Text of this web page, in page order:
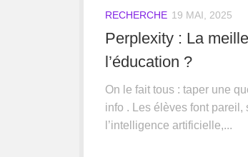
RECHERCHE 19 MAI, 2025
Perplexity : La
l’éducation ?
On le fait tous : taper une
info . Les élèves font pareil,
l’intelligence artificielle,...